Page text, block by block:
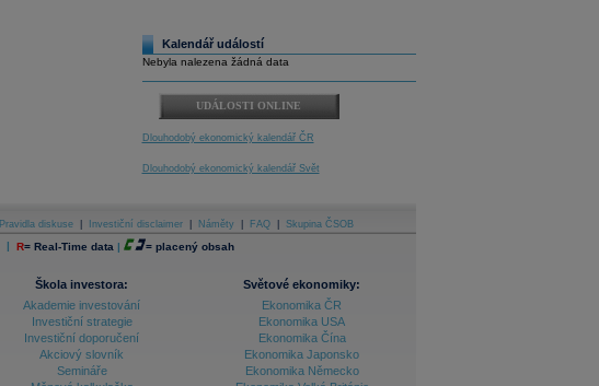
Kalendář událostí
Nebyla nalezena žádná data
UDÁLOSTI ONLINE
Dlouhodobý ekonomický kalendář ČR
Dlouhodobý ekonomický kalendář Svět
Pravidla diskuse Investiční disclaimer Náměty FAQ Skupina ČSOB
| R= Real-Time data | = placený obsah
Škola investora:
Akademie investování
Investiční strategie
Investiční doporučení
Akciový slovník
Semináře
Světové ekonomiky:
Ekonomika ČR
Ekonomika USA
Ekonomika Čína
Ekonomika Japonsko
Ekonomika Německo